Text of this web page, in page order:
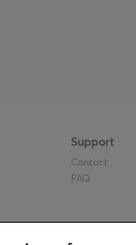
Support
Contact
FAQ